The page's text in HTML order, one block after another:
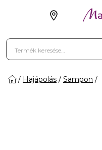
Hajápolás Sampon